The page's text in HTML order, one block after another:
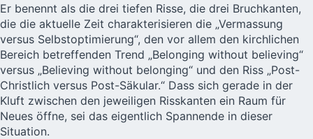
Er benennt als die drei tiefen Risse, die drei Bruchkanten,
die die aktuelle Zeit charakterisieren die „Vermassung
versus Selbstoptimierung“, den vor allem den kirchlichen
Bereich betreffenden Trend „Belonging without believing“
versus „Believing without belonging“ und den Riss „Post-
Christlich versus Post-Säkular.“ Dass sich gerade in der
Kluft zwischen den jeweiligen Risskanten ein Raum für
Neues öffne, sei das eigentlich Spannende in dieser
Situation.